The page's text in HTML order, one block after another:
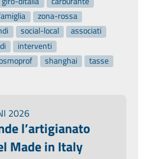
zona-rossa
social-local
associati
interventi
shanghai
tasse
2026
l’artigianato
Made in Italy